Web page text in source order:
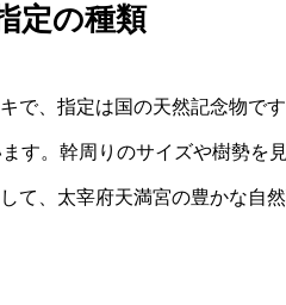
定の種類
で、指定は国の天然記念物で
す。幹周りのサイズや樹勢を
て、太宰府天満宮の豊かな自